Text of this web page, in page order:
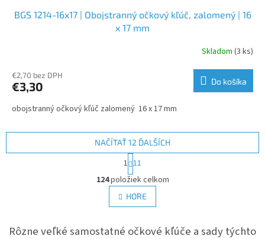
BGS 1214-16x17 | Obojstranný očkový kľúč, zalomený | 16
x 17 mm
Skladom (3 ks)
€2,70 bez DPH
€3,30 Do košíka
obojstranný očkový kľúč zalomený 16 x 17 mm
O
v
l
á
a
NAČÍTAŤ 12 ĎALŠÍCH
S
t
r
á
n
k
v
1 11
124položiek celkom
HORE
Rôzne veľké samostatné očkové kľúče a sady týchto